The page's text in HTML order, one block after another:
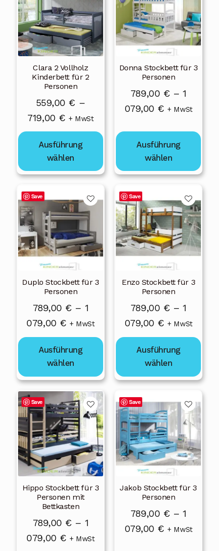
Clara 2 Vollholz
Kinderbett für 2
Personen
559,00 € –
719,00 €Preisspanne:
559,00 €
bis
719,00 €
+ MwSt
Ausführung
wählen
weist
mehrere
Varianten
auf.
Die
Optionen
können
Produktseite
gewählt
werden
Donna Stockbett für 3
Personen
789,00 € – 1
079,00 €Preisspanne:
079,00 €
+ MwSt
Ausführung
wählen
weist
mehrere
Varianten
auf.
Optionen
können
der
gewählt
werden
Save
Duplo Stockbett für 3
Personen
789,00 € – 1
079,00 €Preisspanne:
789,00 €
bis
1
079,00 €
+ MwSt
Ausführung
wählen
Dieses
Produkt
weist
mehrere
Varianten
auf.
Optionen
können
der
Produktseite
gewählt
Save
Enzo Stockbett für 3
Personen
789,00 € – 1
079,00 €Preisspanne:
789,00 €
bis
1
079,00 €
+ MwSt
Ausführung
wählen
Dieses
Produkt
weist
mehrere
Varianten
auf.
Optionen
können
der
Produktseite
gewählt
Save
Hippo Stockbett für 3
Personen mit
Bettkasten
789,00 € – 1
079,00 €Preisspanne:
+ MwSt
Dieses
Produkt
weist
mehrere
Varianten
auf.
Die
Optionen
können
Produktseite
Save
Jakob Stockbett für 3
Personen
789,00 € – 1
079,00 €Preisspanne:
+ MwSt
Dieses
Produkt
weist
mehrere
Varianten
auf.
Optionen
können
der